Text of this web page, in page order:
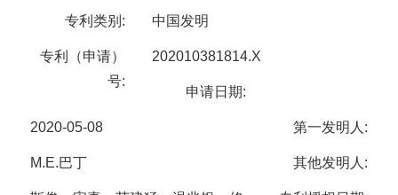
专利类别: 中国发明
专利（申请）
号:
202010381814.X
申请日期:
2020-05-08 第一发明人:
M.E.巴丁 其他发明人: